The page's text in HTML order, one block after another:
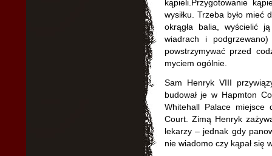
kąpieli.Przygotowanie
wysiłku. Trzeba było mieć
okrągła balia, wyścielić
wiadrach i
powstrzymywać przed
myciem ogólnie.
Sam Henryk VIII
budował je w Hapmton
Whitehall Palace
Court. Zimą Henryk
lekarzy – jednak gdy
nie wiadomo czy kąpał się